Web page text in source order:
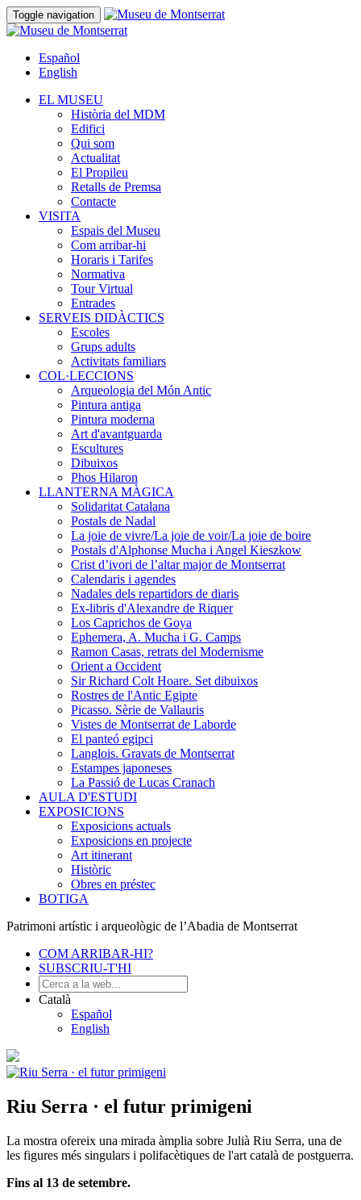
Toggle navigation
Español
English
EL MUSEU
Història del MDM
Edifici
Qui som
Actualitat
El Propileu
Retalls de Premsa
Contacte
VISITA
Espais del Museu
Com arribar-hi
Horaris i Tarifes
Normativa
Tour Virtual
Entrades
SERVEIS DIDÀCTICS
Escoles
Grups adults
Activitats familiars
COL·LECCIONS
Arqueologia del Món Antic
Pintura antiga
Pintura moderna
Art d'avantguarda
Escultures
Dibuixos
Phos Hilaron
LLANTERNA MÀGICA
Solidaritat Catalana
Postals de Nadal
La joie de vivre/La joie de voir/La joie de boire
Postals d'Alphonse Mucha i Angel Kieszkow
Crist d’ivori de l’altar major de Montserrat
Calendaris i agendes
Nadales dels repartidors de diaris
Ex-libris d'Alexandre de Riquer
Los Caprichos de Goya
Ephemera, A. Mucha i G. Camps
Ramon Casas, retrats del Modernisme
Orient a Occident
Sir Richard Colt Hoare. Set dibuixos
Rostres de l'Antic Egipte
Picasso. Sèrie de Vallauris
Vistes de Montserrat de Laborde
El panteó egipci
Langlois. Gravats de Montserrat
Estampes japoneses
La Passió de Lucas Cranach
AULA D'ESTUDI
EXPOSICIONS
Exposicions actuals
Exposicions en projecte
Art itinerant
Històric
Obres en préstec
BOTIGA
Patrimoni artístic i arqueològic de l’Abadia de Montserrat
COM ARRIBAR-HI?
SUBSCRIU-T'HI
Català
Español
English
Riu Serra · el futur primigeni
La mostra ofereix una mirada àmplia sobre Julià Riu Serra, una de
les figures més singulars i polifacètiques de l'art català de postguerra.
Fins al 13 de setembre.